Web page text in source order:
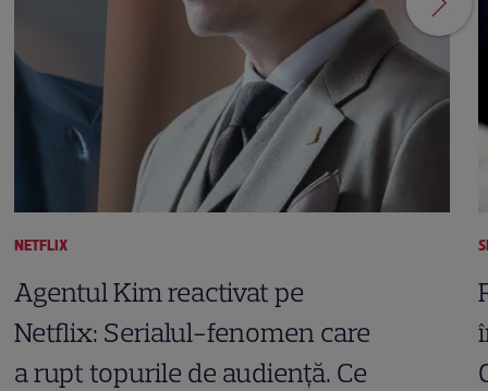
NETFLIX
Agentul Kim reactivat pe
Netflix: Serialul-fenomen care
a rupt topurile de audiență. Ce